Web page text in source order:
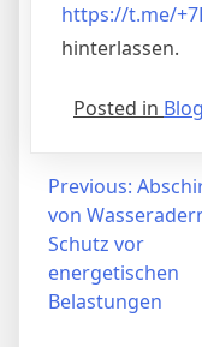
https://t.me/
hinterlassen.
Posted in
Post
navigation
Previous:
von
Schutz vor
energetischen
Belastungen